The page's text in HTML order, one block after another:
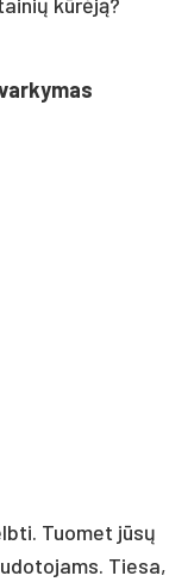
Tuomet jūsų
Tiesa,